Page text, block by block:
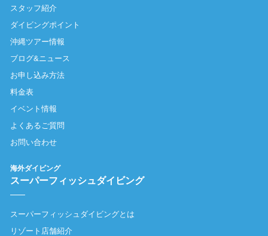
スタッフ紹介
ダイビングポイント
沖縄ツアー情報
ブログ&ニュース
お申し込み方法
料金表
イベント情報
よくあるご質問
お問い合わせ
海外ダイビング
スーパーフィッシュダイビング
スーパーフィッシュダイビングとは
リゾート店舗紹介